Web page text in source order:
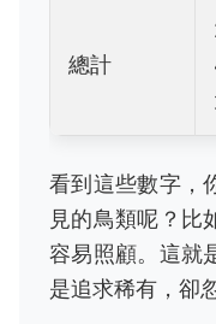
總計
看到這些數字，
見的鳥類呢？比
容易照顧。這就
是追求稀有，卻